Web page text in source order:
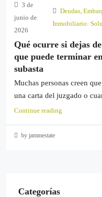
3 de
junio de
2026
Deudas,
Inmobiliario:
Qué ocurre si dejas
que puede terminar
subasta
Muchas personas creen
una carta del juzgado o
Continue reading
by jammestate
Categorías